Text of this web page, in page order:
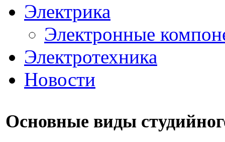
Электрика
Электронные
Электротехника
Новости
Основные виды